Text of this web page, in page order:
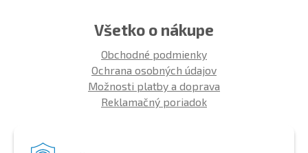
Všetko o nákupe
Obchodné podmienky
Ochrana osobných údajov
Možnosti platby a doprava
Reklamačný poriadok